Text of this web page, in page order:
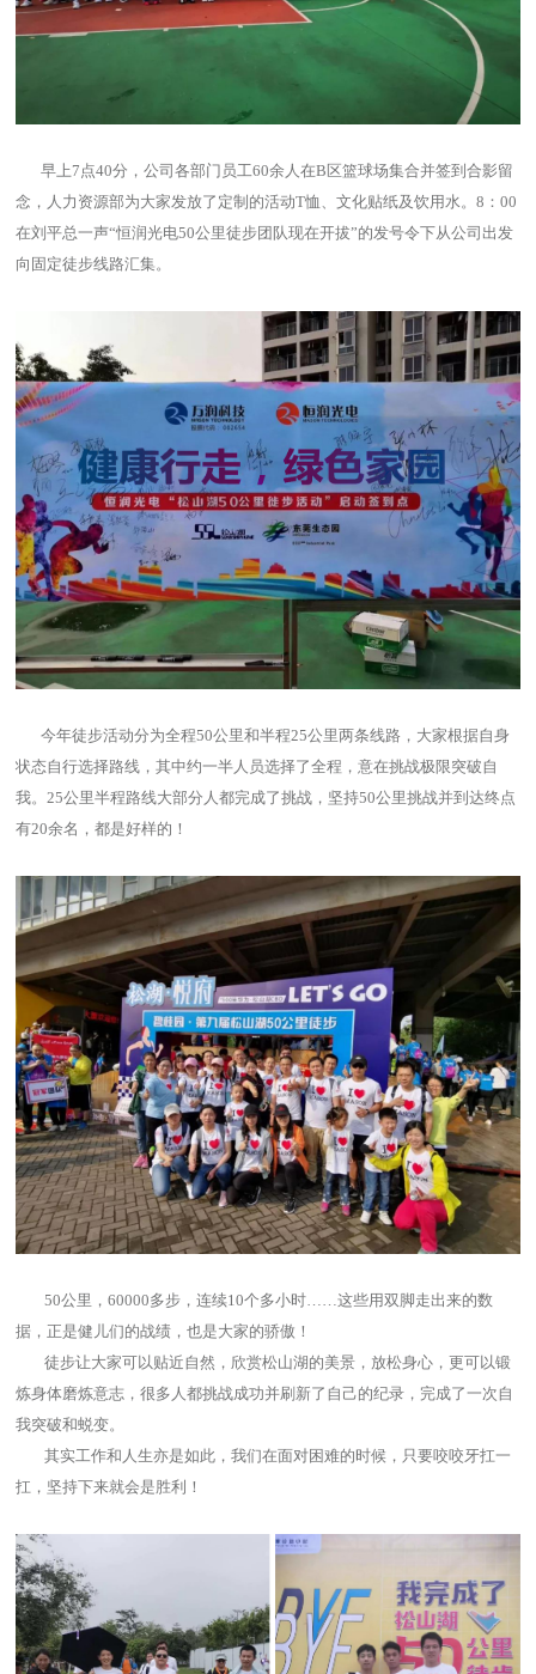
早上7点40分，公司各部门员工60余人在B区篮球场集合并签到合影留
念，人力资源部为大家发放了定制的活动T恤、文化贴纸及饮用水。8：00
在刘平总一声“恒润光电50公里徒步团队现在开拔”的发号令下从公司出发
向固定徒步线路汇集。
今年徒步活动分为全程50公里和半程25公里两条线路，大家根据自身
状态自行选择路线，其中约一半人员选择了全程，意在挑战极限突破自
我。25公里半程路线大部分人都完成了挑战，坚持50公里挑战并到达终点
有20余名，都是好样的！
50公里，60000多步，连续10个多小时……这些用双脚走出来的数
据，正是健儿们的战绩，也是大家的骄傲！
徒步让大家可以贴近自然，欣赏松山湖的美景，放松身心，更可以锻
炼身体磨炼意志，很多人都挑战成功并刷新了自己的纪录，完成了一次自
我突破和蜕变。
其实工作和人生亦是如此，我们在面对困难的时候，只要咬咬牙扛一
扛，坚持下来就会是胜利！